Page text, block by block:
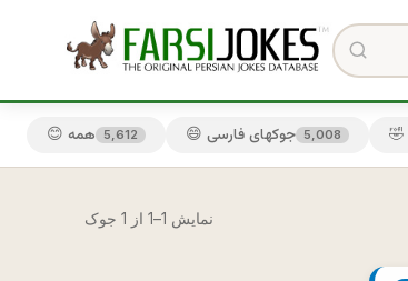
😊 همه 5,612 😄 جوکهای فارسی 5,008
نمایش 1–1 از 1 جوک